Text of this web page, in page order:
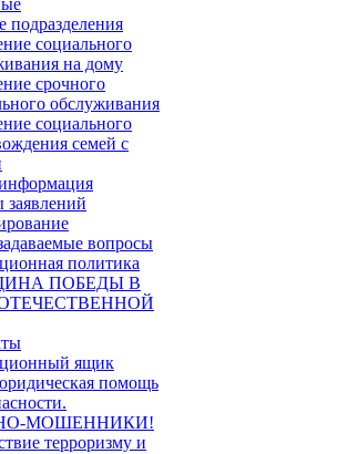
подразделения
социального
на дому
срочного
обслуживания
социального
семей с
вопросы
политика
ПОБЕДЫ В
ящик
помощь
МОШЕННИКИ!
терроризму и